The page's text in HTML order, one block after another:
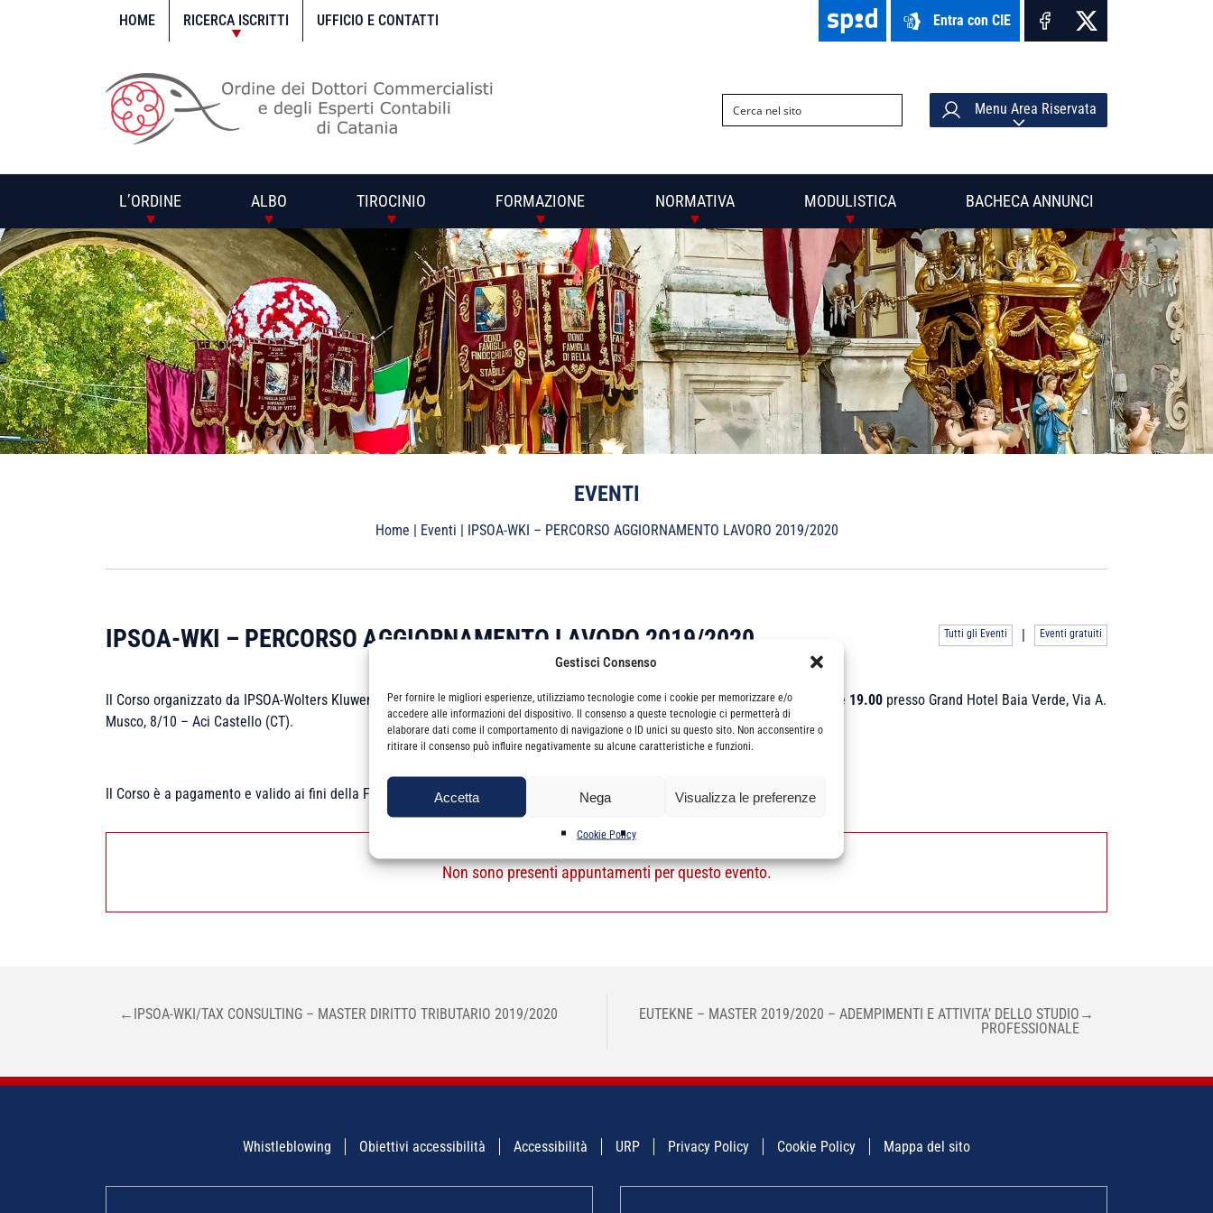
Gestisci Consenso
Per fornire le migliori esperienze, utilizziamo tecnologie come i cookie per memorizzare e/o
accedere alle informazioni del dispositivo. Il consenso a queste tecnologie ci permetterà di
elaborare dati come il comportamento di navigazione o ID unici su questo sito. Non acconsentire o
ritirare il consenso può influire negativamente su alcune caratteristiche e funzioni.
Accetta Nega Visualizza le preferenze
Cookie Policy
HOME RICERCA ISCRITTI UFFICIO E CONTATTI Entra con CIE
Menu Area Riservata
L’ORDINE ALBO TIROCINIO FORMAZIONE NORMATIVA MODULISTICA BACHECA ANNUNCI
EVENTI
Home | Eventi | IPSOA-WKI – PERCORSO AGGIORNAMENTO LAVORO 2019/2020
IPSOA-WKI – PERCORSO AGGIORNAMENTO LAVORO 2019/2020 Tutti gli Eventi Eventi gratuiti
Il Corso organizzato da IPSOA-Wolters Kluwer Italia srl, si terrà dal16 Ottobre 2019al27 Maggio 2020dalle ore15.00 alle ore 19.00 presso Grand Hotel Baia Verde, Via A.
Musco, 8/10 – Aci Castello (CT).
Il Corso è a pagamento e valido ai fini della FPC Commercialisti
Non sono presenti appuntamenti per questo evento.
← IPSOA-WKI/TAX CONSULTING – MASTER DIRITTO TRIBUTARIO 2019/2020
EUTEKNE – MASTER 2019/2020 – ADEMPIMENTI E ATTIVITA’ DELLO STUDIO
PROFESSIONALE
→
Whistleblowing Obiettivi accessibilità Accessibilità URP Privacy Policy Cookie Policy Mappa del sito